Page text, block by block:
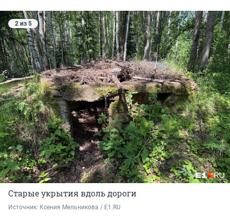
2 из 5
Старые укрытия вдоль дороги
Источник: Ксения Мельникова / E1.RU